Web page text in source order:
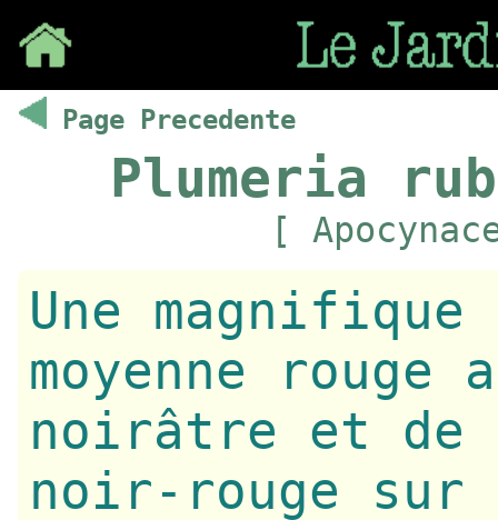
Page Precedente
Plumeria
[
Une
moyenne rouge
noirâtre et de
noir-rouge